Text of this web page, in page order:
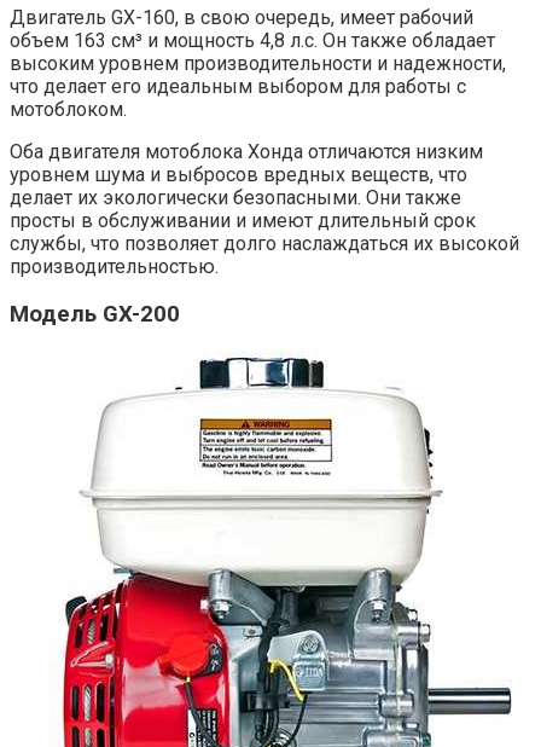
Двигатель GX-160, в свою очередь, имеет рабочий
объем 163 см³ и мощность 4,8 л.с. Он также обладает
высоким уровнем производительности и надежности,
что делает его идеальным выбором для работы с
мотоблоком.
Оба двигателя мотоблока Хонда отличаются низким
уровнем шума и выбросов вредных веществ, что
делает их экологически безопасными. Они также
просты в обслуживании и имеют длительный срок
службы, что позволяет долго наслаждаться их высокой
производительностью.
Модель GX-200